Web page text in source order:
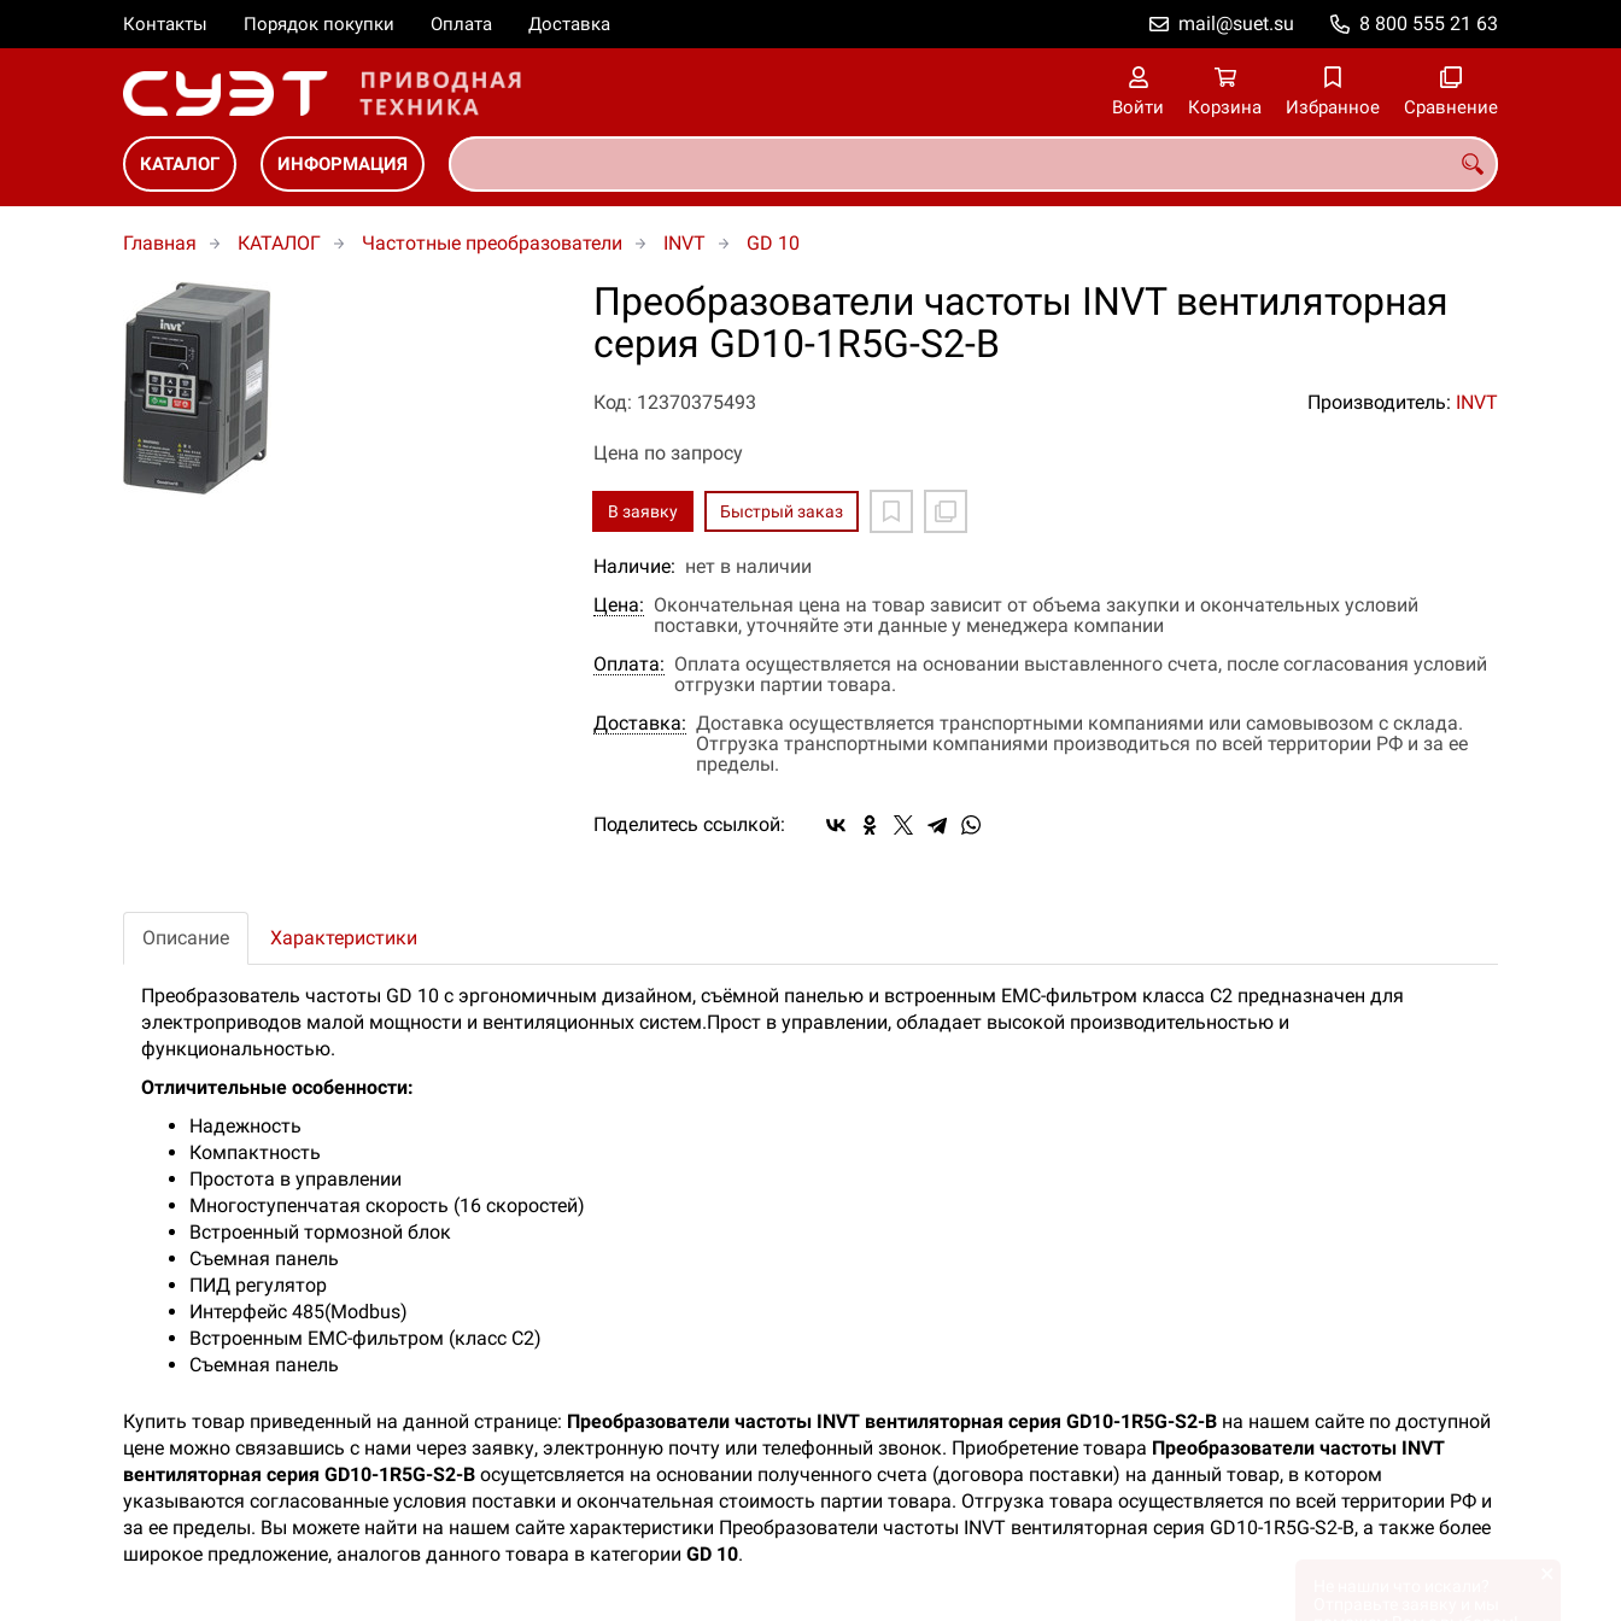
Контакты Порядок покупки Оплата Доставка 8 800 555 21 63
mail@suet.su
Войти Корзина Избранное Сравнение
КАТАЛОГ ИНФОРМАЦИЯ
Главная КАТАЛОГ Частотные преобразователи INVT GD 10
Преобразователи частоты INVT вентиляторная
серия GD10-1R5G-S2-B
Код: 12370375493 Производитель: INVT
Цена по запросу
В заявку Быстрый заказ
Наличие: нет в наличии
Цена: Окончательная цена на товар зависит от объема закупки и окончательных условий
поставки, уточняйте эти данные у менеджера компании
Оплата: Оплата осуществляется на основании выставленного счета, после согласования условий
отгрузки партии товара.
Доставка: Доставка осуществляется транспортными компаниями или самовывозом с склада.
Отгрузка транспортными компаниями производиться по всей территории РФ и за ее
пределы.
Поделитесь ссылкой:
Описание Характеристики
Преобразователь частоты GD 10 с эргономичным дизайном, съёмной панелью и встроенным ЕМС-фильтром класса С2 предназначен для
электроприводов малой мощности и вентиляционных систем.Прост в управлении, обладает высокой производительностью и
функциональностью.
Отличительные особенности:
Надежность
Компактность
Простота в управлении
Многоступенчатая скорость (16 скоростей)
Встроенный тормозной блок
Съемная панель
ПИД регулятор
Интерфейс 485(Modbus)
Встроенным ЕМС-фильтром (класс С2)
Съемная панель
Купить товар приведенный на данной странице: Преобразователи частоты INVT вентиляторная серия GD10-1R5G-S2-B на нашем сайте по доступной
цене можно связавшись с нами через заявку, электронную почту или телефонный звонок. Приобретение товара Преобразователи частоты INVT
вентиляторная серия GD10-1R5G-S2-B осущетсвляется на основании полученного счета (договора поставки) на данный товар, в котором
указываются согласованные условия поставки и окончательная стоимость партии товара. Отгрузка товара осуществляется по всей территории РФ и
за ее пределы. Вы можете найти на нашем сайте характеристики Преобразователи частоты INVT вентиляторная серия GD10-1R5G-S2-B, а также более
широкое предложение, аналогов данного товара в категории GD 10.